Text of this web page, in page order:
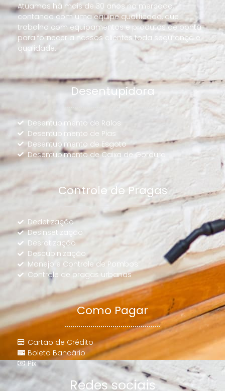
Atuamos há mais de 30 anos no mercado,
contando com uma equipe qualificada, que
trabalha com equipamentos e produtos de ponta
para fornecer a nossos clientes toda segurança e
qualidade.
Desentupidora
Desentupimento de Ralos
Desentupimento de Pias
Desentupimento de Esgoto
Desentupimento de Caixa de Gordura
Controle de Pragas
Dedetização
Desinsetização
Desratização
Descupinização
Manejo e Controle de Pombos
Controle de pragas urbanas
Como Pagar
Cartão de Crédito
Boleto Bancário
Pix
Redes sociais